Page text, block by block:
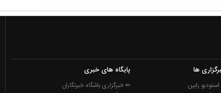
ها
رابین
پایگاه های خبری
⇐ خبرگزاری باشگاه خبرنگاران